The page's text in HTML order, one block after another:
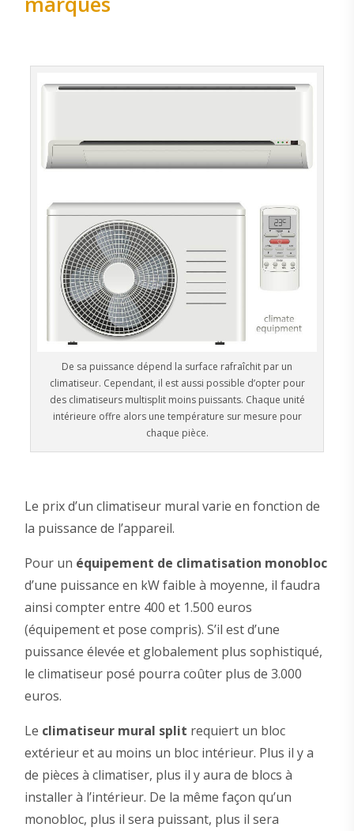
De sa puissance dépend la surface rafraîchit par un
climatiseur. Cependant, il est aussi possible d’opter pour
des climatiseurs multisplit moins puissants. Chaque unité
intérieure offre alors une température sur mesure pour
chaque pièce.
Le prix d’un climatiseur mural varie en fonction de
la puissance de l’appareil.
Pour un équipement de climatisation monobloc
d’une puissance en kW faible à moyenne, il faudra
ainsi compter entre 400 et 1.500 euros
(équipement et pose compris). S’il est d’une
puissance élevée et globalement plus sophistiqué,
le climatiseur posé pourra coûter plus de 3.000
euros.
Le climatiseur mural split requiert un bloc
extérieur et au moins un bloc intérieur. Plus il y a
de pièces à climatiser, plus il y aura de blocs à
installer à l’intérieur. De la même façon qu’un
monobloc, plus il sera puissant, plus il sera